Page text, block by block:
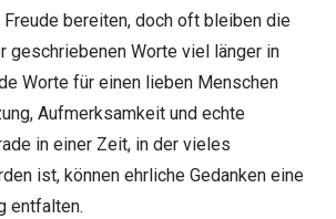
Freude bereiten, doch oft bleiben die
geschriebenen Worte viel länger in
Worte für einen lieben Menschen
Aufmerksamkeit und echte
in einer Zeit, in der vieles
ist, können ehrliche Gedanken eine
entfalten.